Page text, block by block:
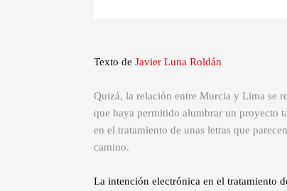
Texto de Javier Luna Roldán
Quizá, la relación entre Murcia y Lima se
que haya permitido alumbrar un proyecto
en el tratamiento de unas letras que
camino.
La intención electrónica en el tratamiento